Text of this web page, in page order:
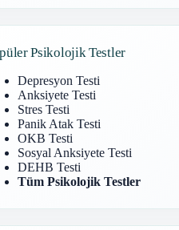
Psikolojik Testler
Depresyon Testi
Anksiyete Testi
Stres Testi
Panik Atak Testi
OKB Testi
Sosyal Anksiyete Testi
DEHB Testi
Tüm Psikolojik Testler